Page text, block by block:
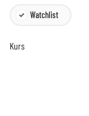
Watchlist
Kurs